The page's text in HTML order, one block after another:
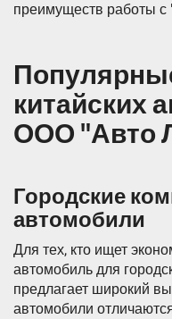
преимуществ работы
китайских
ООО "Авто
Городские
автомобили
Для тех, кто ищет
автомобиль для
предлагает широкий
автомобили